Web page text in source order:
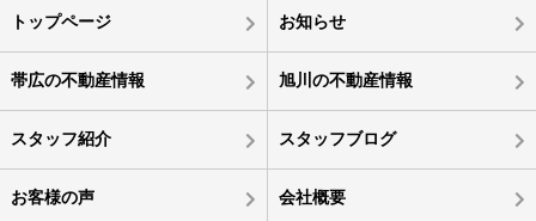
トップページ お知らせ
帯広の不動産情報 旭川の不動産情報
スタッフ紹介 スタッフブログ
お客様の声 会社概要